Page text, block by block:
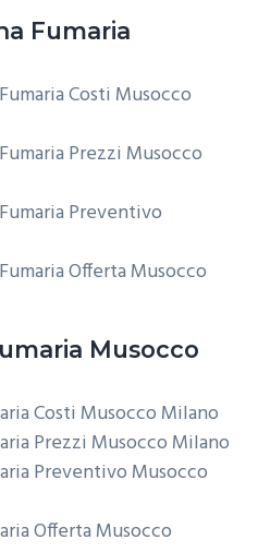
Fumaria
Costi Musocco
Prezzi Musocco
Preventivo
Offerta Musocco
Musocco
Costi Musocco Milano
Prezzi Musocco Milano
Preventivo Musocco
Offerta Musocco